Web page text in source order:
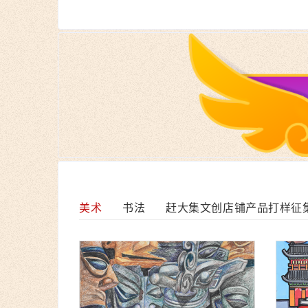
美术 书法 赶大集文创店铺产品打样征